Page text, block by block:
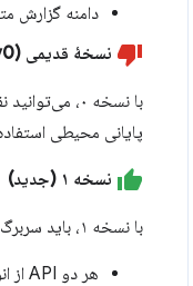
دامنه گزارش
نسخهٔ قدیمی (v0)
با نسخه ۰،
پایانی محیطی
نسخه ۱ (جدید)
با نسخه ۱، باید سربرگ
هر دو API از انواع گزارش‌های یکسانی پشتیبانی می‌کنند، با یک استثنا: نسخه ۱